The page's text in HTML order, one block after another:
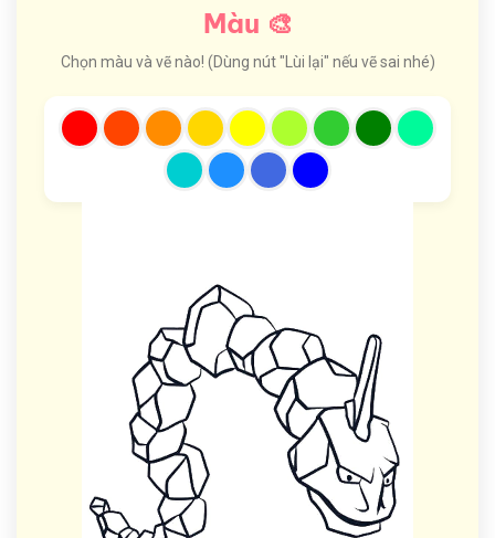
Màu 🎨
Chọn màu và vẽ nào! (Dùng nút "Lùi lại" nếu vẽ sai nhé)